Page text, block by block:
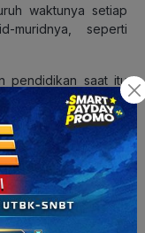
waktunya setiap
muridnya, seperti
pendidikan saat itu
apa yang dimiliki
bukan justru
oleh guru atau
olehIntisari Online ,
digunakan oleh
terbaik di dunia.